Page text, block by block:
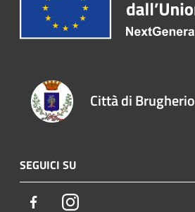
Città di Brugherio
SEGUICI SU
FacebookInstagram